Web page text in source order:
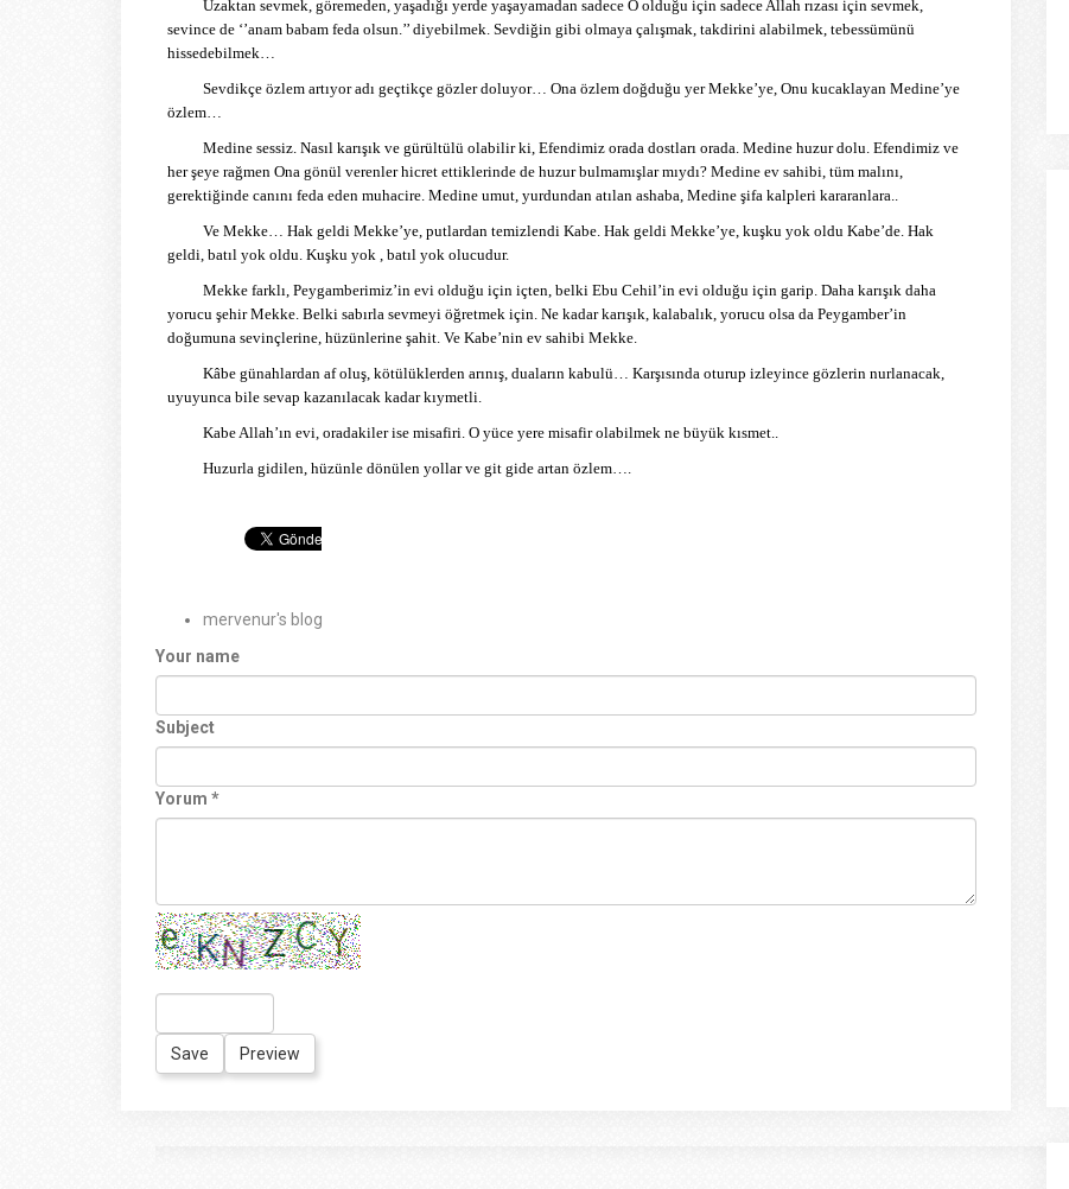
Uzaktan sevmek, göremeden, yaşadığı yerde yaşayamadan sadece O olduğu için sadece Allah rızası için sevmek,
sevince de ‘’anam babam feda olsun.’’ diyebilmek. Sevdiğin gibi olmaya çalışmak, takdirini alabilmek, tebessümünü
hissedebilmek…
Sevdikçe özlem artıyor adı geçtikçe gözler doluyor… Ona özlem doğduğu yer Mekke’ye, Onu kucaklayan Medine’ye
özlem…
Medine sessiz. Nasıl karışık ve gürültülü olabilir ki, Efendimiz orada dostları orada. Medine huzur dolu. Efendimiz ve
her şeye rağmen Ona gönül verenler hicret ettiklerinde de huzur bulmamışlar mıydı? Medine ev sahibi, tüm malını,
gerektiğinde canını feda eden muhacire. Medine umut, yurdundan atılan ashaba, Medine şifa kalpleri kararanlara..
Ve Mekke… Hak geldi Mekke’ye, putlardan temizlendi Kabe. Hak geldi Mekke’ye, kuşku yok oldu Kabe’de. Hak
geldi, batıl yok oldu. Kuşku yok , batıl yok olucudur.
Mekke farklı, Peygamberimiz’in evi olduğu için içten, belki Ebu Cehil’in evi olduğu için garip. Daha karışık daha
yorucu şehir Mekke. Belki sabırla sevmeyi öğretmek için. Ne kadar karışık, kalabalık, yorucu olsa da Peygamber’in
doğumuna sevinçlerine, hüzünlerine şahit. Ve Kabe’nin ev sahibi Mekke.
Kâbe günahlardan af oluş, kötülüklerden arınış, duaların kabulü… Karşısında oturup izleyince gözlerin nurlanacak,
uyuyunca bile sevap kazanılacak kadar kıymetli.
Kabe Allah’ın evi, oradakiler ise misafiri. O yüce yere misafir olabilmek ne büyük kısmet..
Huzurla gidilen, hüzünle dönülen yollar ve git gide artan özlem….
mervenur's blog
Your name
Subject
Yorum *